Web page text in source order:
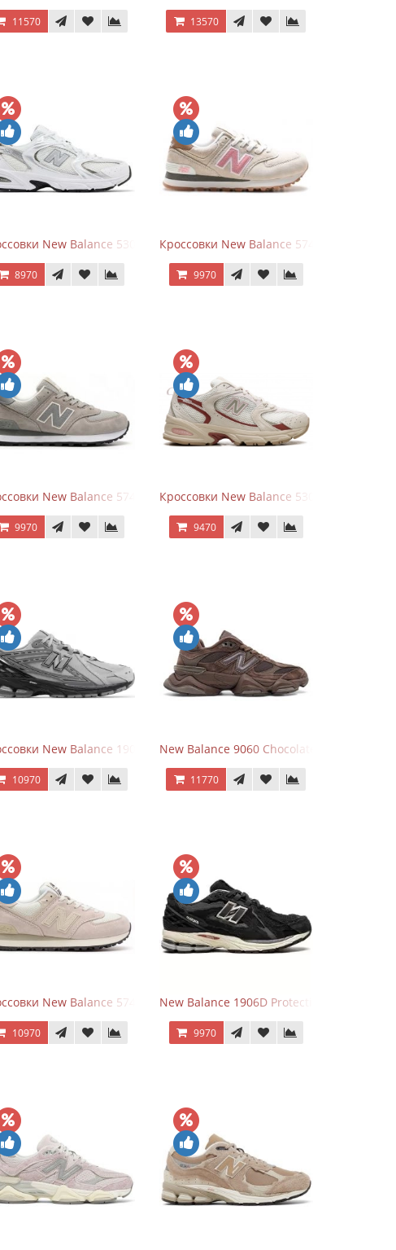
11570 13570
GreyNew Balance 530 White Silver Metallic
8970
Кроссовки New Balance 574 Power Beige
9970
White Leather
New Balance 574 Silver Summer Fog
9970
Кроссовки New Balance 530 Festival Pack
9470
Silver New Balance 1906R Brighton Grey
10970
New Balance 9060 Chocolate Brown
11770
SilverNew Balance 574 Light Grey Pink
10970
New Balance 1906D Protection Pack Black
9970